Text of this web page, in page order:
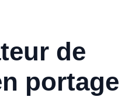
de
portage